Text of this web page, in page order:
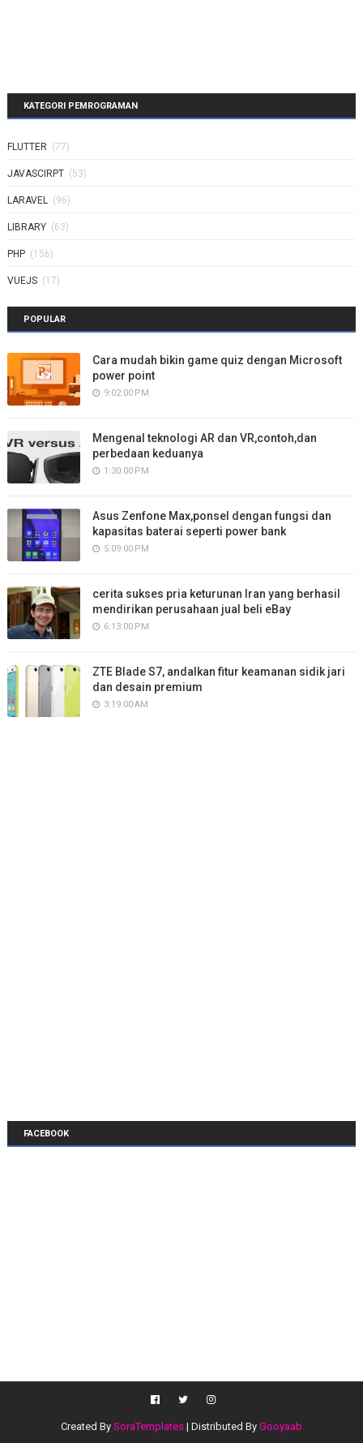
KATEGORI PEMROGRAMAN
FLUTTER (77)
JAVASCIRPT (53)
LARAVEL (96)
LIBRARY (63)
PHP (156)
VUEJS (17)
POPULAR
Cara mudah bikin game quiz dengan Microsoft
power point
9:02:00 PM
Mengenal teknologi AR dan VR,contoh,dan
perbedaan keduanya
1:30:00 PM
Asus Zenfone Max,ponsel dengan fungsi dan
kapasitas baterai seperti power bank
5:09:00 PM
cerita sukses pria keturunan Iran yang berhasil
mendirikan perusahaan jual beli eBay
6:13:00 PM
ZTE Blade S7, andalkan fitur keamanan sidik jari
dan desain premium
3:19:00 AM
FACEBOOK
Created By SoraTemplates| Distributed By Gooyaab